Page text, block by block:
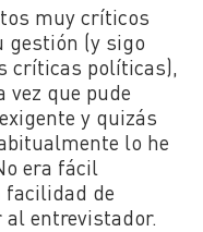
muy críticos
gestión (y sigo
críticas políticas),
que pude
y quizás
lo he
era fácil
facilidad de
al entrevistador.